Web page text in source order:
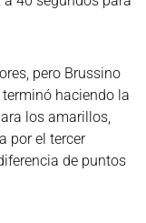
pero Brussino
haciendo la
los amarillos,
por el tercer
de puntos